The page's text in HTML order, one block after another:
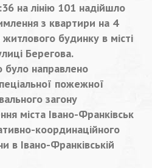
на лінію 101 надійшло
з квартири на 4
будинку в місті
Берегова.
було направлено
пожежної
загону
міста Івано-Франківськ
координаційного
в Івано-Франківській